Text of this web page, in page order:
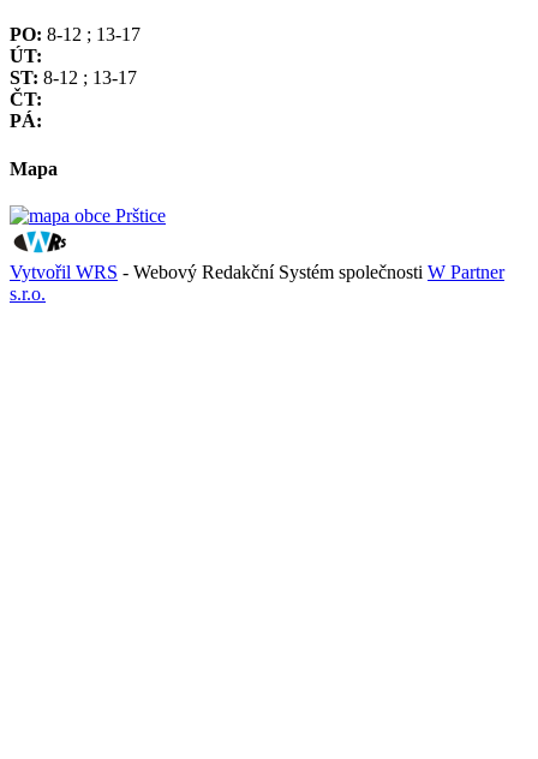
PO: 8-12 ; 13-17
ÚT:
ST: 8-12 ; 13-17
ČT:
PÁ:
Mapa
Vytvořil WRS - Webový Redakční Systém společnosti W Partner
s.r.o.